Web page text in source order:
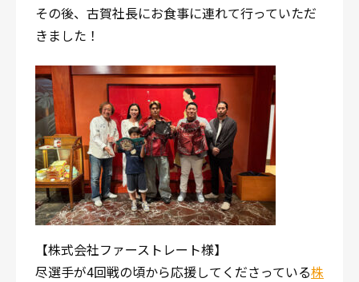
その後、古賀社長にお食事に連れて行っていただ
きました！
【株式会社ファーストレート様】
尽選手が4回戦の頃から応援してくださっている株